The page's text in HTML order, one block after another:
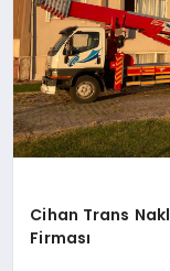
Cihan Trans
Firması